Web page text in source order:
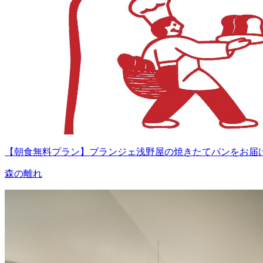
【朝食無料プラン】ブランジェ浅野屋の焼きたてパンをお届
森の離れ